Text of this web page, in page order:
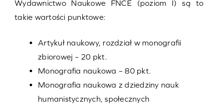
Wydawnictwo Naukowe FNCE (poziom I) są to
takie wartości punktowe:
Artykuł naukowy, rozdział w monografii
zbiorowej – 20 pkt.
Monografia naukowa – 80 pkt.
Monografia naukowa z dziedziny nauk
humanistycznych, społecznych